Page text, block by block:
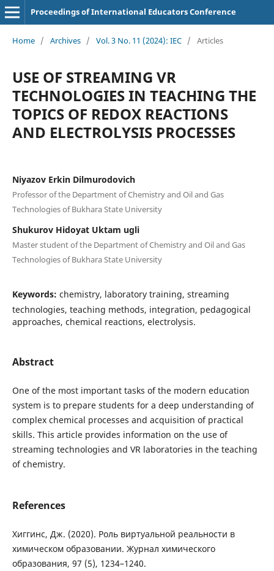
Proceedings of International Educators Conference
Home / Archives / Vol. 3 No. 11 (2024): IEC / Articles
USE OF STREAMING VR
TECHNOLOGIES IN TEACHING THE
TOPICS OF REDOX REACTIONS
AND ELECTROLYSIS PROCESSES
Niyazov Erkin Dilmurodovich
Professor of the Department of Chemistry and Oil and Gas
Technologies of Bukhara State University
Shukurov Hidoyat Uktam ugli
Master student of the Department of Chemistry and Oil and Gas
Technologies of Bukhara State University
Keywords: chemistry, laboratory training, streaming
technologies, teaching methods, integration, pedagogical
approaches, chemical reactions, electrolysis.
Abstract
One of the most important tasks of the modern education
system is to prepare students for a deep understanding of
complex chemical processes and acquisition of practical
skills. This article provides information on the use of
streaming technologies and VR laboratories in the teaching
of chemistry.
References
Хиггинс, Дж. (2020). Роль виртуальной реальности в
химическом образовании. Журнал химического
образования, 97 (5), 1234–1240.